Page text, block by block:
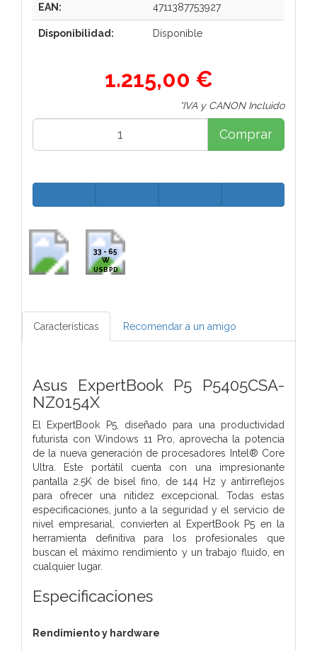
EAN: 4711387753927
Disponibilidad: Disponible
1.215,00 €
*IVA y CANON Incluido
Comprar
33 - 65
W
USB PD
Características Recomendar a un amigo
Asus ExpertBook P5 P5405CSA-
NZ0154X
El ExpertBook P5, diseñado para una productividad
futurista con Windows 11 Pro, aprovecha la potencia
de la nueva generación de procesadores Intel® Core
Ultra. Este portátil cuenta con una impresionante
pantalla 2.5K de bisel fino, de 144 Hz y antirreflejos
para ofrecer una nitidez excepcional. Todas estas
especificaciones, junto a la seguridad y el servicio de
nivel empresarial, convierten al ExpertBook P5 en la
herramienta definitiva para los profesionales que
buscan el máximo rendimiento y un trabajo fluido, en
cualquier lugar.
Especificaciones
Rendimiento y hardware